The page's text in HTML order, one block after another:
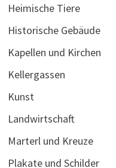
Heimische Tiere
Historische Gebäude
Kapellen und Kirchen
Kellergassen
Kunst
Landwirtschaft
Marterl und Kreuze
Plakate und Schilder